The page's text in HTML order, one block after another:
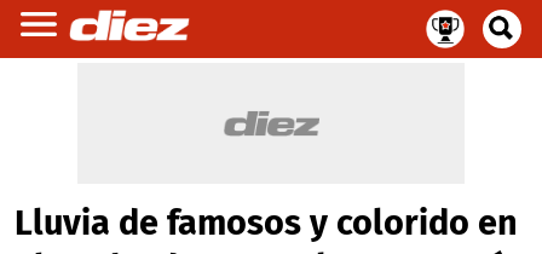
Lluvia de famosos y colorido en